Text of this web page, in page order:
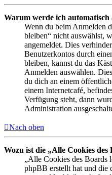
Warum werde ich automatisch
Wenn du beim Anmelden
bleiben“ nicht auswählst,
angemeldet. Dies
Benutzerkontos durch
bleiben, kannst du das
Anmelden auswählen.
du dich an einem
einem Internetcafé,
Verfügung steht, dann
Administration
Nach oben
Wozu ist die „Alle Cookies
„Alle Cookies des Boards
phpBB erstellt hat und die